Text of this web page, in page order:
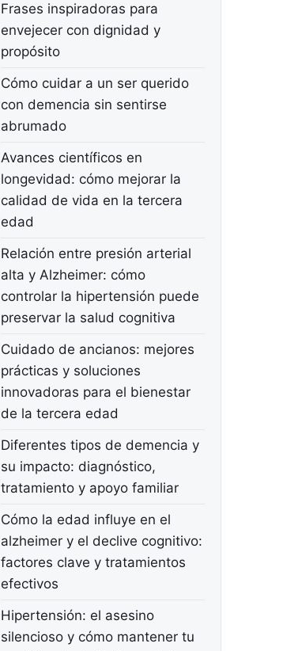
Frases inspiradoras para
envejecer con dignidad y
propósito
Cómo cuidar a un ser querido
con demencia sin sentirse
abrumado
Avances científicos en
longevidad: cómo mejorar la
calidad de vida en la tercera
edad
Relación entre presión arterial
alta y Alzheimer: cómo
controlar la hipertensión puede
preservar la salud cognitiva
Cuidado de ancianos: mejores
prácticas y soluciones
innovadoras para el bienestar
de la tercera edad
Diferentes tipos de demencia y
su impacto: diagnóstico,
tratamiento y apoyo familiar
Cómo la edad influye en el
alzheimer y el declive cognitivo:
factores clave y tratamientos
efectivos
Hipertensión: el asesino
silencioso y cómo mantener tu